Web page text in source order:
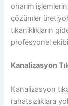
onarım
çözümler
tıkanıklıkların
profesyonel
Kanalizasyon
Kanalizasyon
rahatsızlıklara